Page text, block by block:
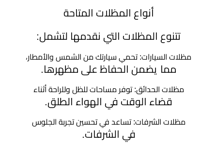
وبيوت
أنواع المظلات المتاحة
تتنوع المظلات التي نقدمها لتشمل:
مظلات السيارات: تحمي سيارتك من الشمس والأمطار،
مما يضمن الحفاظ على مظهرها.
مظلات الحدائق: توفر مساحات للظل وللراحة أثناء
قضاء الوقت في الهواء الطلق.
مظلات الشرفات: تساعد في تحسين تجربة الجلوس
في الشرفات.